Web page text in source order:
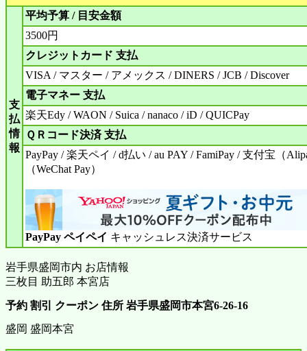
支
払
情
報
平均予算 / 目安金額
3500円
クレジットカード 支払
VISA / マスター / アメックス / DINERS / JCB / Discover
電子マネー 支払
楽天Edy / WAON / Suica / nanaco / iD / QUICPay
ＱＲコード決済 支払
PayPay / 楽天ペイ / d払い / au PAY / FamiPay / 支付宝（
（WeChat Pay）
PayPay ペイペイ キャッシュレス決済サービス
岩手県盛岡市内 お店情報
三枚目 助五郎 本宮店
予約 割引 クーポン 住所 岩手県盛岡市本宮6-26-16
盛岡 盛岡本宮